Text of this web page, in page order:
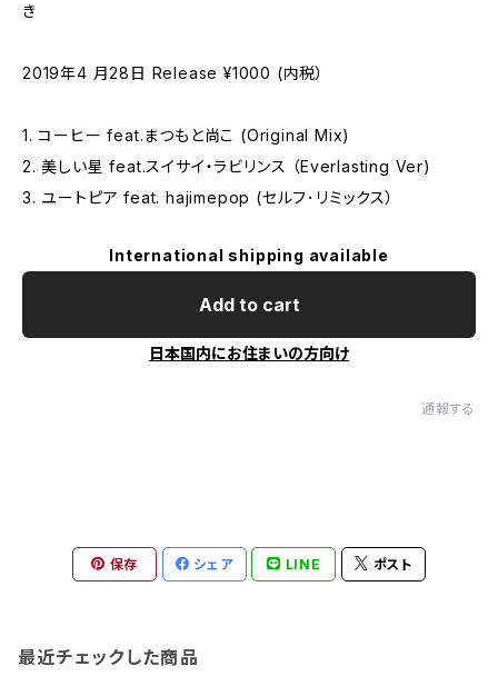
き
2019年4 月28日 Release ¥1000 (内税）
1. コーヒー feat.まつもと尚こ (Original Mix)
2. 美しい星 feat.スイサイ・ラビリンス （Everlasting Ver)
3. ユートピア feat. hajimepop (セルフ･リミックス）
International shipping available
Add to cart
日本国内にお住まいの方向け
通報する
保存 シェア LINE ポスト
最近チェックした商品